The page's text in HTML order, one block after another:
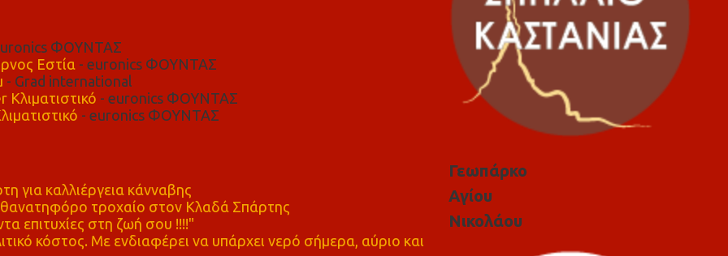
ΦΟΥΝΤΑΣ
Εστία - euronics ΦΟΥΝΤΑΣ
- Grad international
- euronics ΦΟΥΝΤΑΣ
- euronics ΦΟΥΝΤΑΣ
καλλιέργεια κάνναβης
τροχαίο στον Κλαδά Σπάρτης
επιτυχίες στη ζωή σου !!!!"
κόστος. Με ενδιαφέρει να υπάρχει νερό σήμερα, αύριο και
Γεωπάρκο
Αγίου
Νικολάου